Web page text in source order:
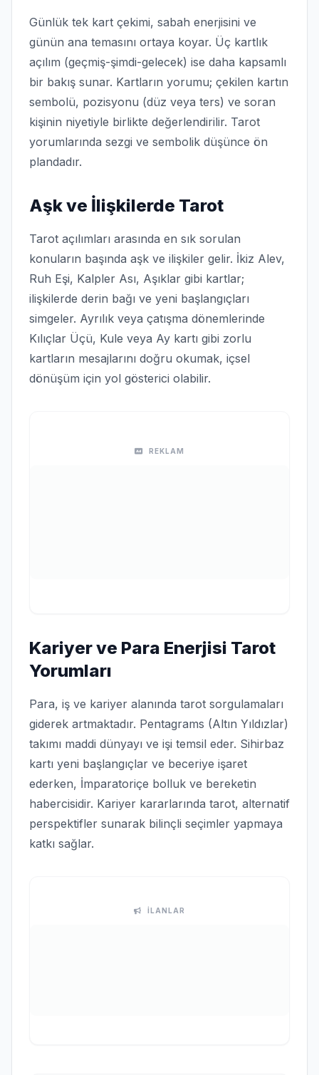
Günlük tek kart çekimi, sabah enerjisini ve
günün ana temasını ortaya koyar. Üç kartlık
açılım (geçmiş-şimdi-gelecek) ise daha kapsamlı
bir bakış sunar. Kartların yorumu; çekilen kartın
sembolü, pozisyonu (düz veya ters) ve soran
kişinin niyetiyle birlikte değerlendirilir. Tarot
yorumlarında sezgi ve sembolik düşünce ön
plandadır.
Aşk ve İlişkilerde Tarot
Tarot açılımları arasında en sık sorulan
konuların başında aşk ve ilişkiler gelir. İkiz Alev,
Ruh Eşi, Kalpler Ası, Aşıklar gibi kartlar;
ilişkilerde derin bağı ve yeni başlangıçları
simgeler. Ayrılık veya çatışma dönemlerinde
Kılıçlar Üçü, Kule veya Ay kartı gibi zorlu
kartların mesajlarını doğru okumak, içsel
dönüşüm için yol gösterici olabilir.
REKLAM
Kariyer ve Para Enerjisi Tarot
Yorumları
Para, iş ve kariyer alanında tarot sorgulamaları
giderek artmaktadır. Pentagrams (Altın Yıldızlar)
takımı maddi dünyayı ve işi temsil eder. Sihirbaz
kartı yeni başlangıçlar ve beceriye işaret
ederken, İmparatoriçe bolluk ve bereketin
habercisidir. Kariyer kararlarında tarot, alternatif
perspektifler sunarak bilinçli seçimler yapmaya
katkı sağlar.
İLANLAR